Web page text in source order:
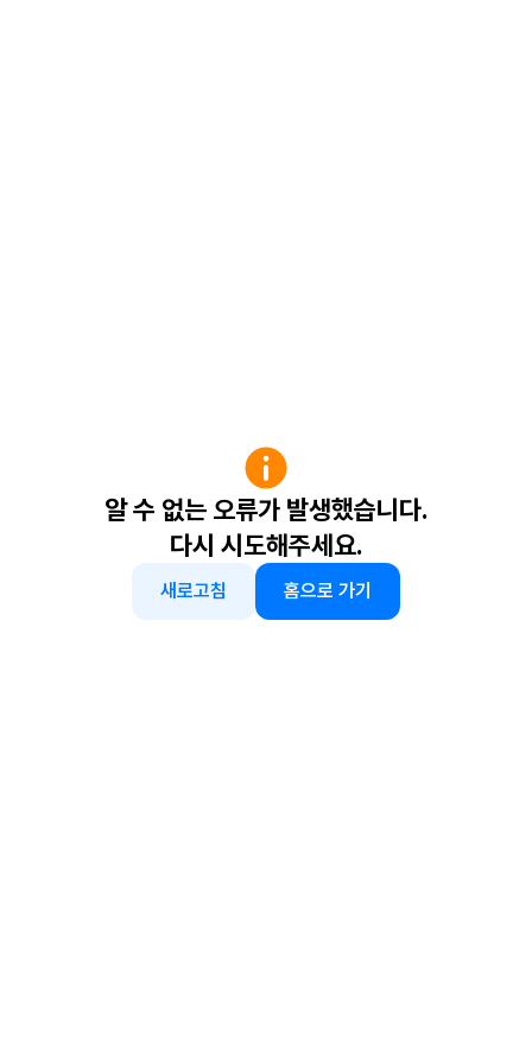
알 수 없는 오류가 발생했습니다.
다시 시도해주세요.
새로고침 홈으로 가기